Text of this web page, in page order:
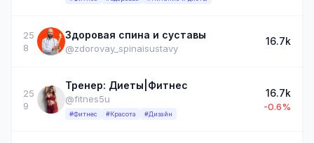
25
8
Здоровая спина и суставы
@zdorovay_spinaisustavy
16.7k
25
9
Тренер: Диеты|Фитнес
@fitnes5u
#Фитнес #Красота #Дизайн
16.7k
-0.6%